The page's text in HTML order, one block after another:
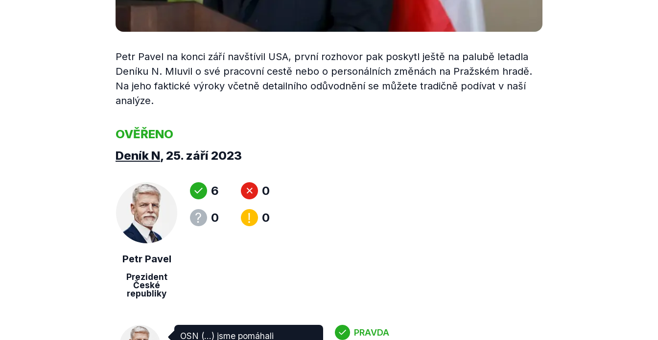
Petr Pavel na konci září navštívil USA, první rozhovor pak poskytl ještě na palubě letadla
Deníku N. Mluvil o své pracovní cestě nebo o personálních změnách na Pražském hradě.
Na jeho faktické výroky včetně detailního odůvodnění se můžete tradičně podívat v naší
analýze.
OVĚŘENO
Deník N, 25. září 2023
Petr Pavel
Prezident
České
republiky
6
0
0
0
OSN (...) jsme pomáhali
PRAVDA